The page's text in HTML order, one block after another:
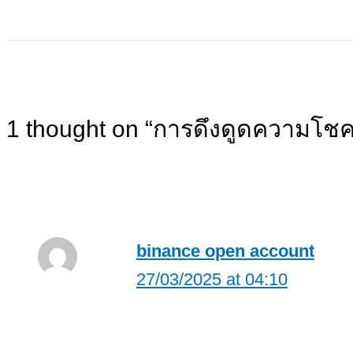
1 thought on “การดึงดูดความโช
binance open account
27/03/2025 at 04:10